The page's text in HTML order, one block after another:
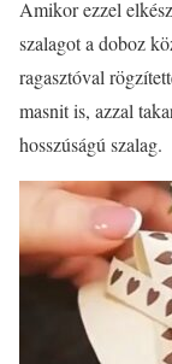
Amikor ezzel
szalagot a doboz
ragasztóval
masnit is, azzal
hosszúságú szalag.